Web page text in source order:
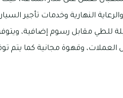
النهارية وخدمات تأجير
للطي مقابل رسوم إضافية،
وقهوة مجانية كما يتم